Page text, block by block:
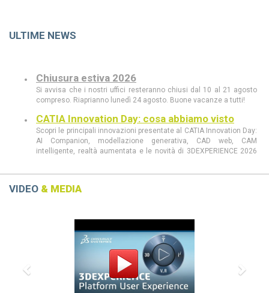
ULTIME NEWS
Si avvisa che i nostri uffici resteranno chiusi dal 10 al 21 agosto
compreso. Riaprianno lunedì 24 agosto. Buone vacanze a tutti!
CATIA Innovation Day: cosa abbiamo visto
Scopri le principali innovazioni presentate al CATIA Innovation Day:
AI Companion, modellazione generativa, CAD web, CAM
intelligente, realtà aumentata e le novità di 3DEXPERIENCE 2026
FD03.
MBSE stanno rivoluzionando progettazione e sviluppo prodotto.
CATIA R2026 vs CATIA R2025: tutte le
differenze che devi conoscere
scopri le differenze tra CATIA R2026 e CATIA R2025
Dassault Systèmes, Apple e NVIDIA: una
partnership strategica
La collaborazione tra Dassault Systèmes, Apple e NVIDIA
VIDEO & MEDIA